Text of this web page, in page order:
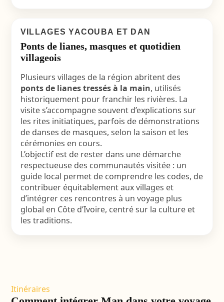
VILLAGES YACOUBA ET DAN
Ponts de lianes, masques et quotidien
villageois
Plusieurs villages de la région abritent des
ponts de lianes tressés à la main, utilisés
historiquement pour franchir les rivières. La
visite s’accompagne souvent d’explications sur
les rites initiatiques, parfois de démonstrations
de danses de masques, selon la saison et les
cérémonies en cours.
L’objectif est de rester dans une démarche
respectueuse des communautés visitée : un
guide local permet de comprendre les codes, de
contribuer équitablement aux villages et
d’intégrer ces rencontres à un voyage plus
global en Côte d’Ivoire, centré sur la culture et
les traditions.
Itinéraires